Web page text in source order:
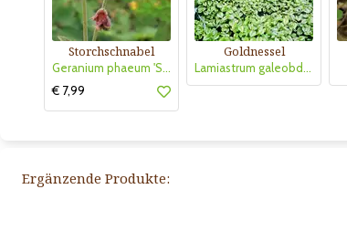
Storchschnabel
Geranium phaeum 'Samobor'
€ 7,99
Goldnessel
Lamiastrum galeobdolon 'Florentinum'
Ergänzende Produkte: